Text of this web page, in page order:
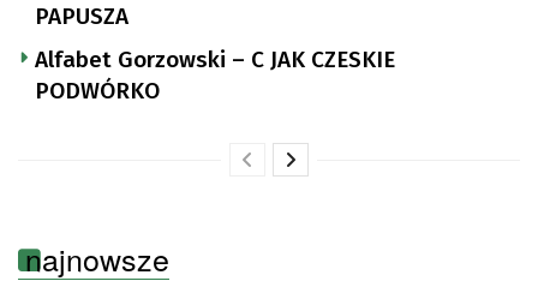
PAPUSZA
Alfabet Gorzowski – C JAK CZESKIE
PODWÓRKO
najnowsze